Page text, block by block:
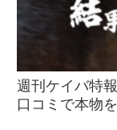
週刊ケイバ特
口コミで本物